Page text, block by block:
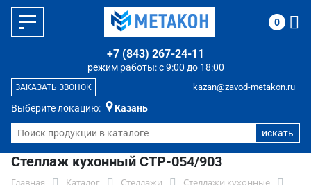
Выберите локацию: Казань
режим работы: с 9:00 до 18:00
+7 (843) 267-24-11
kazan@zavod-metakon.ru
ЗАКАЗАТЬ ЗВОНОК
0
Стеллаж кухонный СТР-054/903
Главная Каталог Стеллажи
Стеллажи кухонные